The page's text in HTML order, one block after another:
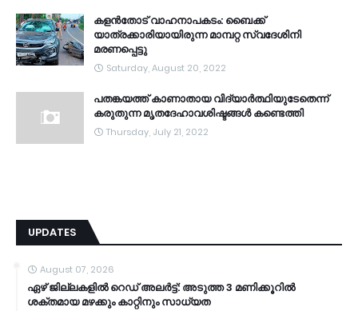
കളൻതോട് വാഹനാപകടം: ബൈക്ക്
യാത്രക്കാരിയായിരുന്ന മാമ്പറ്റ സ്വദേശിനി
മരണപ്പെട്ടു
Saturday, August 20, 2022
പതങ്കയത്ത് കാണാതായ വിദ്യാർത്ഥിയുടേതെന്ന്
കരുതുന്ന മൃതദേഹാവശിഷ്ടങ്ങൾ കണ്ടെത്തി
Thursday, July 21, 2022
UPDATES
August 07, 2026
ഏഴ് ജില്ലകളില്‍ റെഡ് അലര്‍ട്ട്: അടുത്ത 3 മണിക്കൂറിൽ
ശക്തമായ മഴക്കും കാറ്റിനും സാധ്യത